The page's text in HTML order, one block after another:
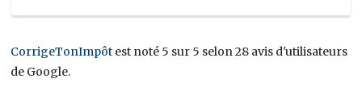
CorrigeTonImpôt est noté 5 sur 5 selon 28 avis d'utilisateurs
de Google.